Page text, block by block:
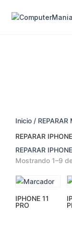
Inicio / REPARAR
REPARAR IPHONE
REPARAR IPHONE
Mostrando 1–9
IPHONE 11
PRO